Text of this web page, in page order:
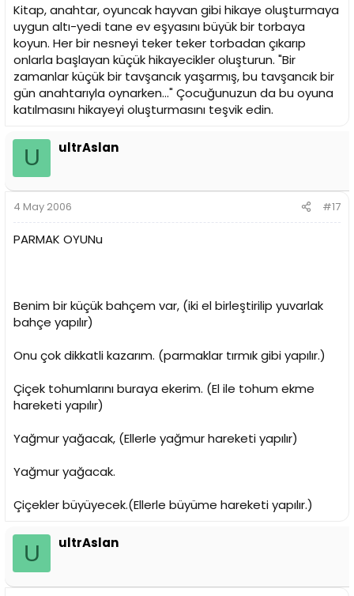
Kitap, anahtar, oyuncak hayvan gibi hikaye oluşturmaya
uygun altı-yedi tane ev eşyasını büyük bir torbaya
koyun. Her bir nesneyi teker teker torbadan çıkarıp
onlarla başlayan küçük hikayecikler oluşturun. "Bir
zamanlar küçük bir tavşancık yaşarmış, bu tavşancık bir
gün anahtarıyla oynarken..." Çocuğunuzun da bu oyuna
katılmasını hikayeyi oluşturmasını teşvik edin.
U ultrAslan
4 May 2006 #17
PARMAK OYUNu
Benim bir küçük bahçem var, (iki el birleştirilip yuvarlak
bahçe yapılır)
Onu çok dikkatli kazarım. (parmaklar tırmık gibi yapılır.)
Çiçek tohumlarını buraya ekerim. (El ile tohum ekme
hareketi yapılır)
Yağmur yağacak, (Ellerle yağmur hareketi yapılır)
Yağmur yağacak.
Çiçekler büyüyecek.(Ellerle büyüme hareketi yapılır.)
U ultrAslan